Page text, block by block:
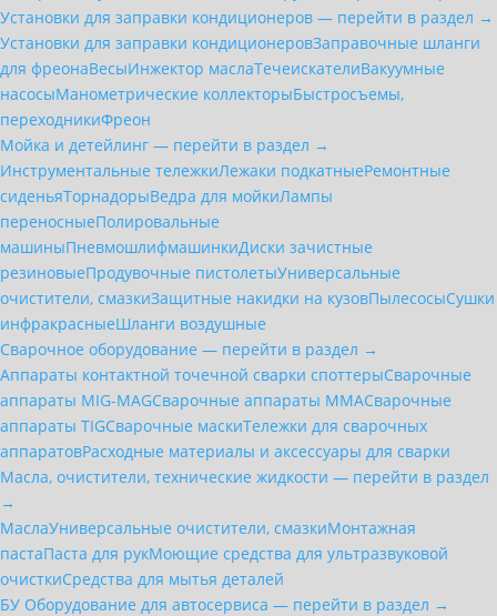
Установки для заправки кондиционеров — перейти в раздел →
Установки для заправки кондиционеровЗаправочные шланги
для фреонаВесыИнжектор маслаТечеискателиВакуумные
насосыМанометрические коллекторыБыстросъемы,
переходникиФреон
Мойка и детейлинг — перейти в раздел →
Инструментальные тележкиЛежаки подкатныеРемонтные
сиденьяТорнадорыВедра для мойкиЛампы
переносныеПолировальные
машиныПневмошлифмашинкиДиски зачистные
резиновыеПродувочные пистолетыУниверсальные
очистители, смазкиЗащитные накидки на кузовПылесосыСушки
инфракрасныеШланги воздушные
Сварочное оборудование — перейти в раздел →
Аппараты контактной точечной сварки cпоттерыСварочные
аппараты MIG-MAGСварочные аппараты MMAСварочные
аппараты TIGСварочные маскиТележки для сварочных
аппаратовРасходные материалы и аксессуары для сварки
Масла, очистители, технические жидкости — перейти в раздел
→
МаслаУниверсальные очистители, смазкиМонтажная
пастаПаста для рукМоющие средства для ультразвуковой
очисткиСредства для мытья деталей
БУ Оборудование для автосервиса — перейти в раздел →